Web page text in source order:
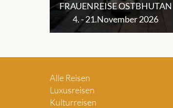
FRAUENREISE OSTBHUTAN
4. - 21.November 2026
Alle Reisen
Luxusreisen
Kulturreisen